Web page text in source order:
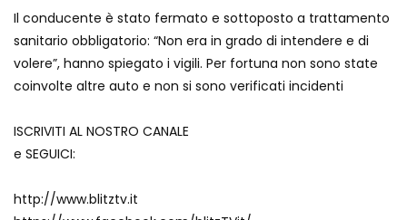
Roma, la metro C diventa un museo:
ecco cosa c’è nelle nuove stazioni
Il conducente è stato fermato e sottoposto a trattamento
sanitario obbligatorio: “Non era in grado di intendere e di
volere”, hanno spiegato i vigili. Per fortuna non sono state
coinvolte altre auto e non si sono verificati incidenti
ISCRIVITI AL NOSTRO CANALE
e SEGUICI:
http://www.blitztv.it